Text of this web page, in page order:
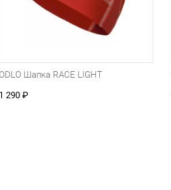
ODLO Шапка RACE LIGHT
1 290 ₽